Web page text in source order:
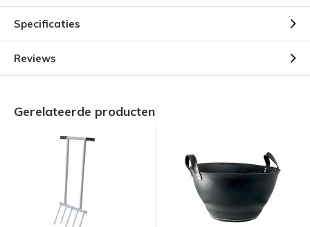
Specificaties
Reviews
Gerelateerde producten